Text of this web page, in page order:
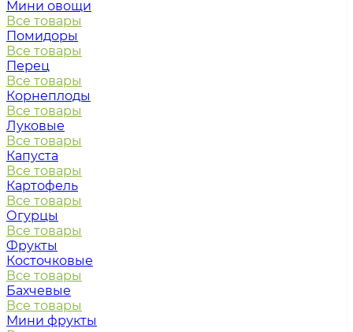
Мини овощи
Все товары
Помидоры
Все товары
Перец
Все товары
Корнеплоды
Все товары
Луковые
Все товары
Капуста
Все товары
Картофель
Все товары
Огурцы
Все товары
Фрукты
Косточковые
Все товары
Бахчевые
Все товары
Мини фрукты